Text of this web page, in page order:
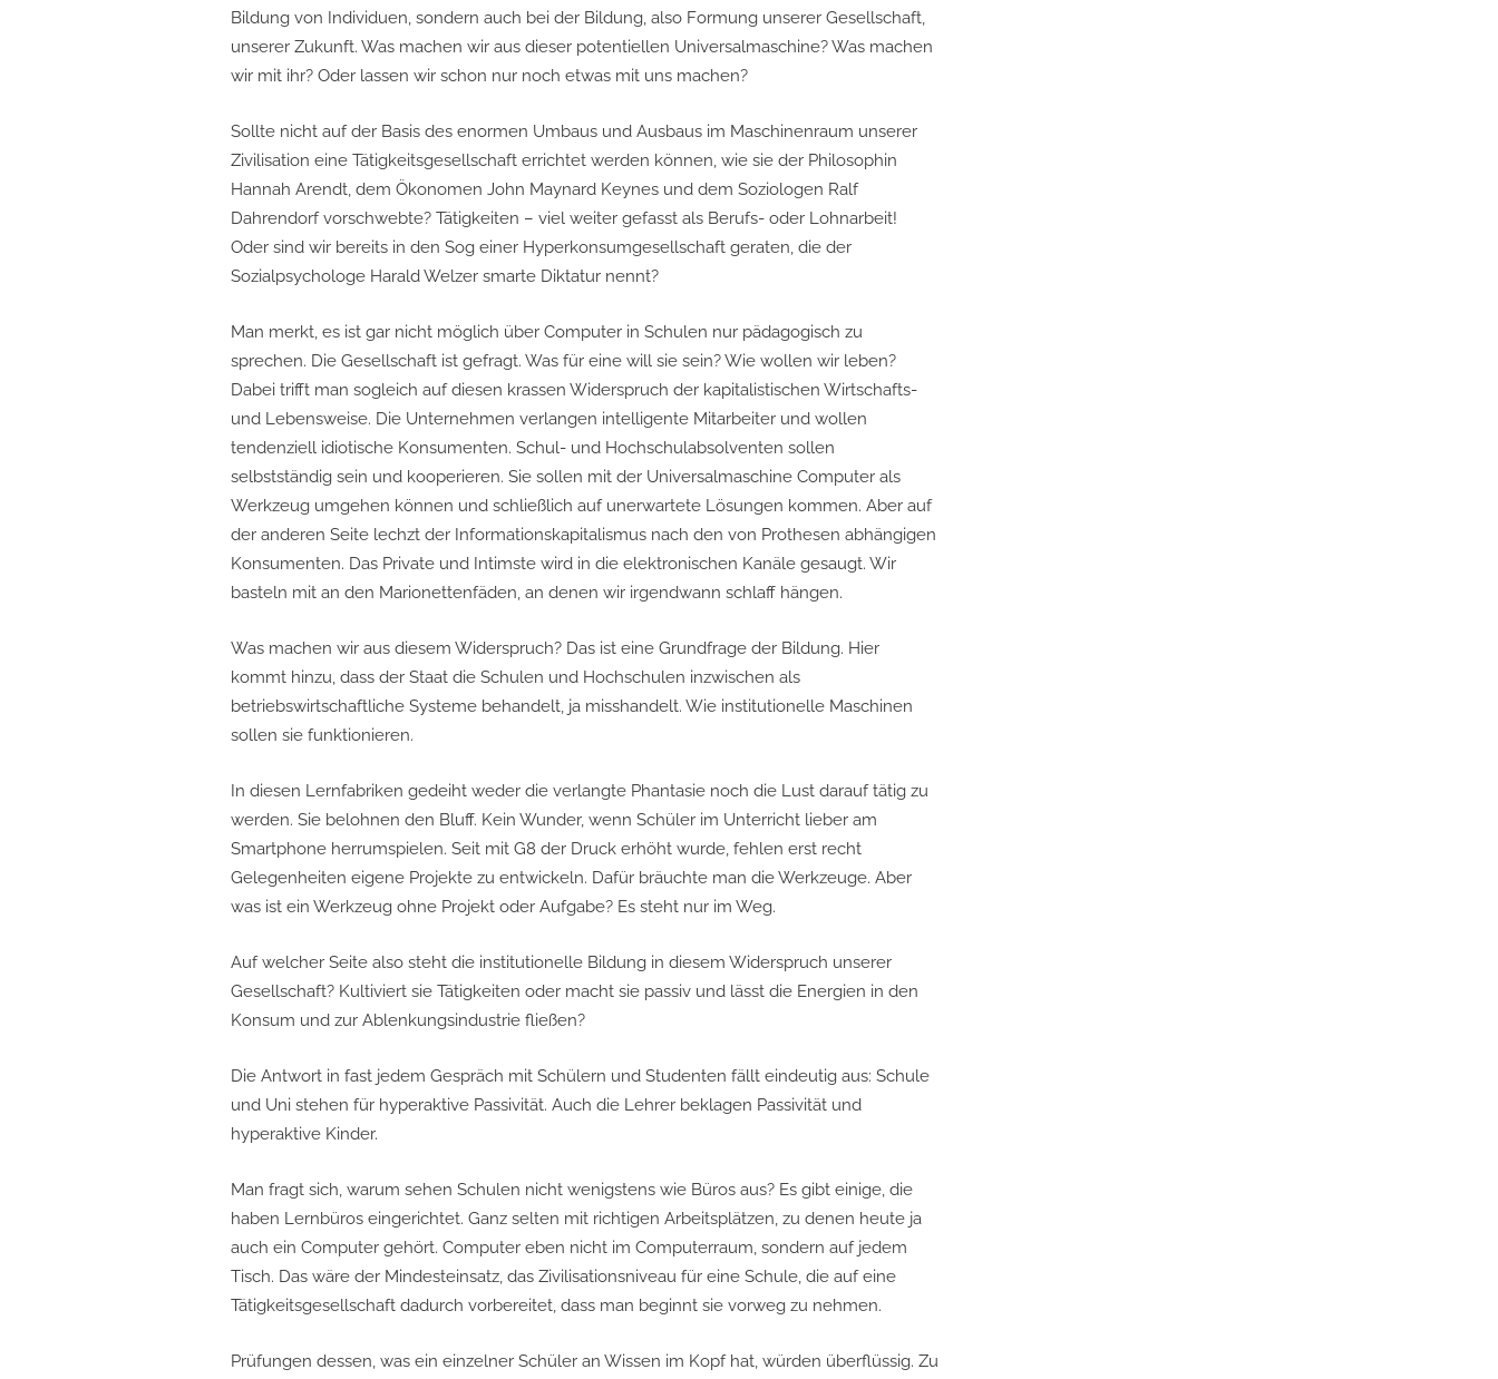
Bildung von Individuen, sondern auch bei der Bildung, also Formung unserer Gesellschaft,
unserer Zukunft. Was machen wir aus dieser potentiellen Universalmaschine? Was machen
wir mit ihr? Oder lassen wir schon nur noch etwas mit uns machen?
Sollte nicht auf der Basis des enormen Umbaus und Ausbaus im Maschinenraum unserer
Zivilisation eine Tätigkeitsgesellschaft errichtet werden können, wie sie der Philosophin
Hannah Arendt, dem Ökonomen John Maynard Keynes und dem Soziologen Ralf
Dahrendorf vorschwebte? Tätigkeiten – viel weiter gefasst als Berufs- oder Lohnarbeit!
Oder sind wir bereits in den Sog einer Hyperkonsumgesellschaft geraten, die der
Sozialpsychologe Harald Welzer smarte Diktatur nennt?
Man merkt, es ist gar nicht möglich über Computer in Schulen nur pädagogisch zu
sprechen. Die Gesellschaft ist gefragt. Was für eine will sie sein? Wie wollen wir leben?
Dabei trifft man sogleich auf diesen krassen Widerspruch der kapitalistischen Wirtschafts-
und Lebensweise. Die Unternehmen verlangen intelligente Mitarbeiter und wollen
tendenziell idiotische Konsumenten. Schul- und Hochschulabsolventen sollen
selbstständig sein und kooperieren. Sie sollen mit der Universalmaschine Computer als
Werkzeug umgehen können und schließlich auf unerwartete Lösungen kommen. Aber auf
der anderen Seite lechzt der Informationskapitalismus nach den von Prothesen abhängigen
Konsumenten. Das Private und Intimste wird in die elektronischen Kanäle gesaugt. Wir
basteln mit an den Marionettenfäden, an denen wir irgendwann schlaff hängen.
Was machen wir aus diesem Widerspruch? Das ist eine Grundfrage der Bildung. Hier
kommt hinzu, dass der Staat die Schulen und Hochschulen inzwischen als
betriebswirtschaftliche Systeme behandelt, ja misshandelt. Wie institutionelle Maschinen
sollen sie funktionieren.
In diesen Lernfabriken gedeiht weder die verlangte Phantasie noch die Lust darauf tätig zu
werden. Sie belohnen den Bluff. Kein Wunder, wenn Schüler im Unterricht lieber am
Smartphone herrumspielen. Seit mit G8 der Druck erhöht wurde, fehlen erst recht
Gelegenheiten eigene Projekte zu entwickeln. Dafür bräuchte man die Werkzeuge. Aber
was ist ein Werkzeug ohne Projekt oder Aufgabe? Es steht nur im Weg.
Auf welcher Seite also steht die institutionelle Bildung in diesem Widerspruch unserer
Gesellschaft? Kultiviert sie Tätigkeiten oder macht sie passiv und lässt die Energien in den
Konsum und zur Ablenkungsindustrie fließen?
Die Antwort in fast jedem Gespräch mit Schülern und Studenten fällt eindeutig aus: Schule
und Uni stehen für hyperaktive Passivität. Auch die Lehrer beklagen Passivität und
hyperaktive Kinder.
Man fragt sich, warum sehen Schulen nicht wenigstens wie Büros aus? Es gibt einige, die
haben Lernbüros eingerichtet. Ganz selten mit richtigen Arbeitsplätzen, zu denen heute ja
auch ein Computer gehört. Computer eben nicht im Computerraum, sondern auf jedem
Tisch. Das wäre der Mindesteinsatz, das Zivilisationsniveau für eine Schule, die auf eine
Tätigkeitsgesellschaft dadurch vorbereitet, dass man beginnt sie vorweg zu nehmen.
Prüfungen dessen, was ein einzelner Schüler an Wissen im Kopf hat, würden überflüssig. Zu